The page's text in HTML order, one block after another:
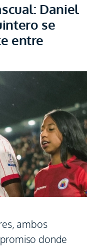
Daniel
se
entre
ambos
donde